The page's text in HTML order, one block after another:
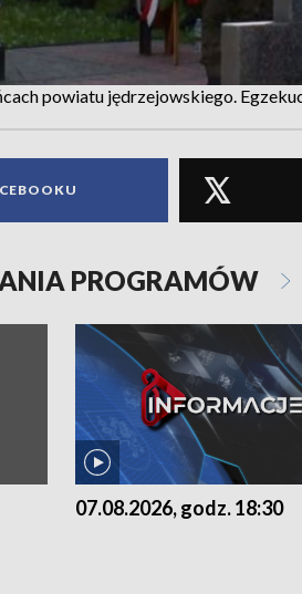
powiatu jędrzejowskiego.
PROGRAMÓW
07.08.2026, godz. 18:30